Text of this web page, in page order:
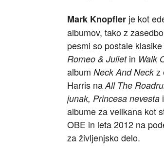
Mark Knopfler je kot
albumov, tako z
pesmi so postale klasike
Romeo & Juliet in Walk
album Neck And Neckz
Harris naAll The
junak, Princesa nevesta
albume za velikana kot
OBE in leta 2012 na
za življenjsko delo.